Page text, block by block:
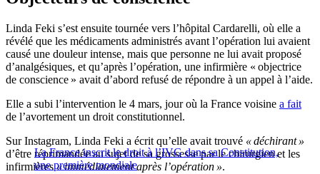
Linda Feki s’est ensuite tournée vers l’hôpital Cardarelli, où elle a
révélé que les médicaments administrés avant l’opération lui avaient
causé une douleur intense, mais que personne ne lui avait proposé
d’analgésiques, et qu’après l’opération, une infirmière « objectrice
de conscience » avait d’abord refusé de répondre à un appel à l’aide.
Elle a subi l’intervention le 4 mars, jour où la France voisine a fait
de l’avortement un droit constitutionnel.
La France inscrit le droit à l’IVG dans sa Constitution,
une première mondiale
Sur Instagram, Linda Feki a écrit qu’elle avait trouvé « déchirant »
d’être réprimandée au sujet de sa grossesse par le chirurgien et les
infirmières« immédiatement après l’opération ».